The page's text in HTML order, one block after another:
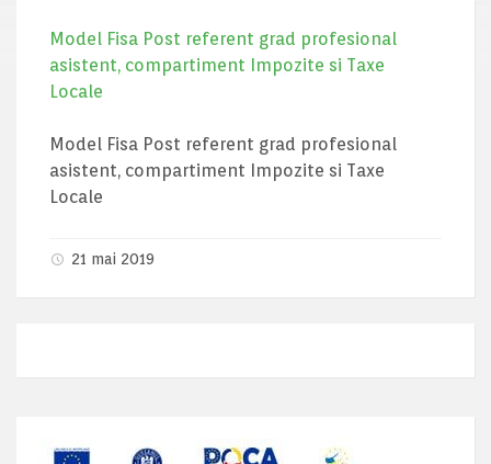
Model Fisa Post referent grad profesional
asistent, compartiment Impozite si Taxe
Locale
Model Fisa Post referent grad profesional
asistent, compartiment Impozite si Taxe
Locale
21 mai 2019